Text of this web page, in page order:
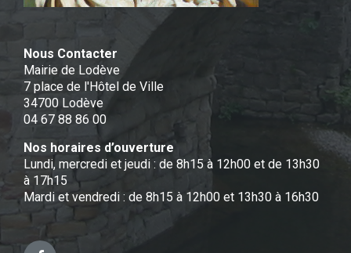
Nous Contacter
Mairie de Lodève
7 place de l'Hôtel de Ville
34700 Lodève
04 67 88 86 00
Nos horaires d’ouverture
Lundi, mercredi et jeudi : de 8h15 à 12h00 et de 13h30
à 17h15
Mardi et vendredi : de 8h15 à 12h00 et 13h30 à 16h30